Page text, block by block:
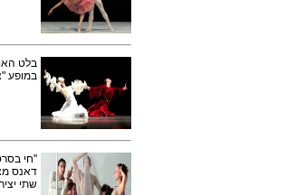
בלט
במופע
"חי
דאנס
שתי